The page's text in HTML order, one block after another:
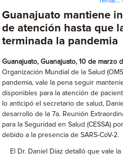
Guanajuato mantiene
de atención hasta que
terminada la pandemia
Guanajuato, Guanajuato, 10 de marzo
Organización Mundial de la Salud
pandemia, vale la pena seguir
disponibles para la atención de
lo anticipó el secretario de salud,
desarrollo de la 7a. Reunión
para la Seguridad en Salud (CESSA)
debido a la presencia de SARS-CoV-2.
El Dr. Daniel Díaz detalló que vale